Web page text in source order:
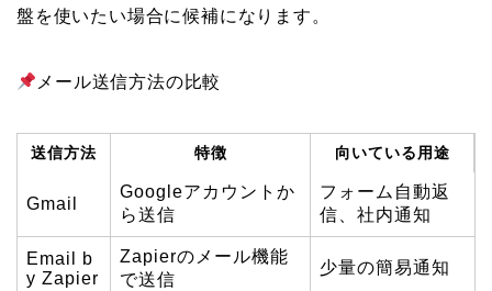
盤を使いたい場合に候補になります。
メール送信方法の比較
送信方法 特徴 向いている用途
Gmail
Googleアカウントか
ら送信
フォーム自動返
信、社内通知
Email b
y Zapier
Zapierのメール機能
で送信
少量の簡易通知